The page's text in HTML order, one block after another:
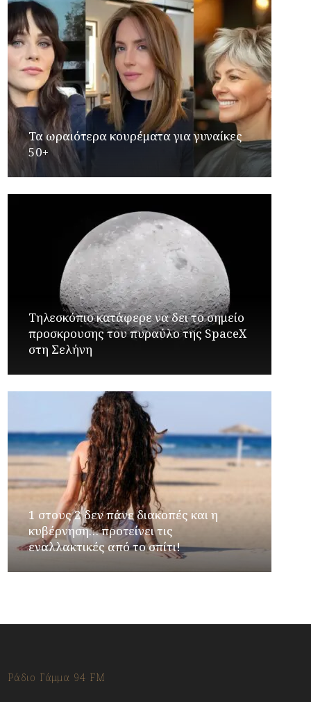
Τα ωραιότερα κουρέματα για γυναίκες
50+
Τηλεσκόπιο κατάφερε να δει το σημείο
προσκρουσης του πυραύλο της SpaceX
στη Σελήνη
1 στους 2 δεν πάνε διακοπές και η
κυβέρνηση… προτείνει τις
εναλλακτικές από το σπίτι!
Ράδιο Γάμμα 94 FM